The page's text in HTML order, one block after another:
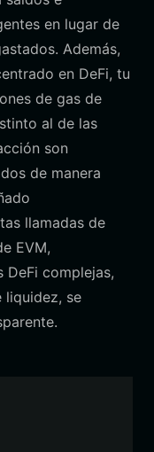
en lugar de
Además,
en DeFi, tu
de gas de
al de las
son
de manera
llamadas de
EVM,
DeFi complejas,
liquidez, se